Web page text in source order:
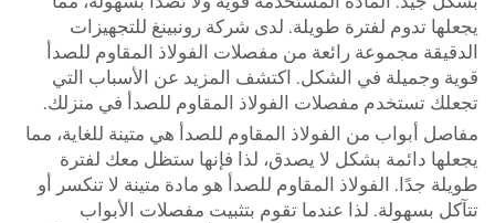
يجعلها تدوم لفترة طويلة. لدى شركة رونبينغ للتجهيزات
الدقيقة مجموعة رائعة من مفصلات الفولاذ المقاوم للصدأ
قوية وجميلة في الشكل. اكتشف المزيد عن الأسباب التي
تجعلك تستخدم مفصلات الفولاذ المقاوم للصدأ في منزلك.
مفاصل أبواب من الفولاذ المقاوم للصدأهي متينة للغاية، مما
يجعلها دائمة بشكل لا يصدق، لذا فإنها ستظل معك لفترة
طويلة جدًا. الفولاذ المقاوم للصدأ هو مادة متينة لا تنكسر أو
تتآكل بسهولة. لذا عندما تقوم بتثبيت مفصلات الأبواب